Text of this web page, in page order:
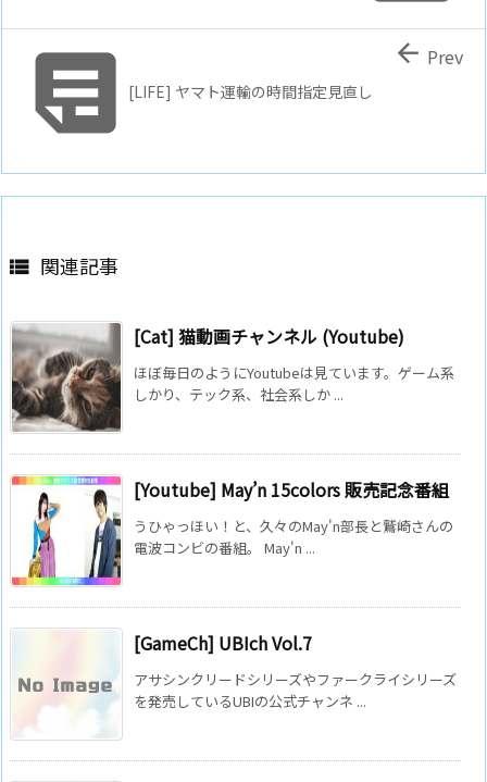
[LIFE] ヤマト運輸の時間指定見直し
 Prev
 関連記事
[Cat] 猫動画チャンネル (Youtube)
ほぼ毎日のようにYoutubeは見ています。ゲーム系
しかり、テック系、社会系しか ...
[Youtube] May’n 15colors 販売記念番組
うひゃっほい！と、久々のMay'n部長と鷲崎さんの
電波コンビの番組。 May'n ...
[GameCh] UBIch Vol.7
アサシンクリードシリーズやファークライシリーズ
を発売しているUBIの公式チャンネ ...